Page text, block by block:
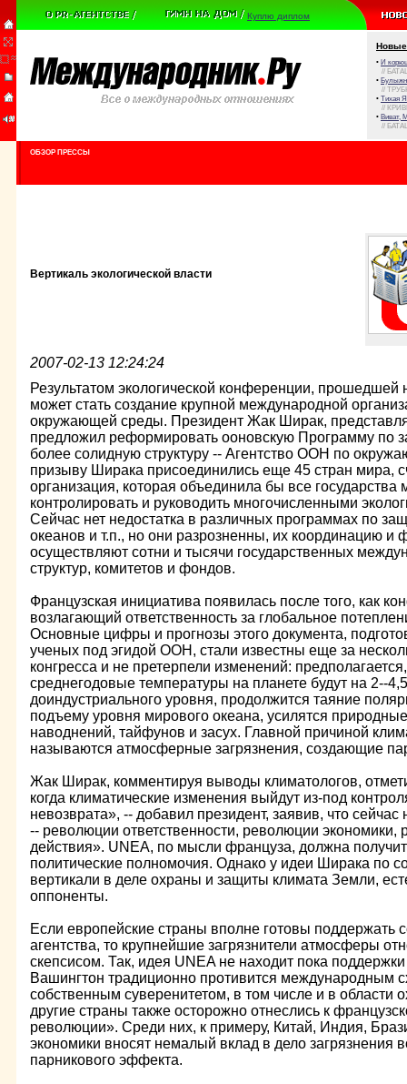
Куплю диплом
Новые
• И
//
•
//
• Тихая
//
• Виват,
//
ОБЗОР ПРЕССЫ
Вертикаль экологической власти
2007-02-13 12:24:24
Результатом экологической конференции,
может стать создание крупной международной
окружающей среды. Президент Жак Ширак,
предложил реформировать ооновскую Программу по
более солидную структуру -- Агентство ООН по
призыву Ширака присоединились еще 45 стран мира,
организация, которая объединила бы все государства
контролировать и руководить многочисленными
Сейчас нет недостатка в различных программах по
океанов и т.п., но они разрозненны, их координацию и
осуществляют сотни и тысячи государственных
структур, комитетов и фондов.
Французская инициатива появилась после того, как
возлагающий ответственность за глобальное
Основные цифры и прогнозы этого документа,
ученых под эгидой ООН, стали известны еще за
конгресса и не претерпели изменений:
среднегодовые температуры на планете будут на 2--
доиндустриального уровня, продолжится таяние
подъему уровня мирового океана, усилятся
наводнений, тайфунов и засух. Главной причиной
называются атмосферные загрязнения, создающие
Жак Ширак, комментируя выводы климатологов,
когда климатические изменения выйдут из-под
невозврата», -- добавил президент, заявив, что
-- революции ответственности, революции экономики,
действия». UNEA, по мысли француза, должна
политические полномочия. Однако у идеи Ширака по
вертикали в деле охраны и защиты климата Земли,
оппоненты.
Если европейские страны вполне готовы поддержать
агентства, то крупнейшие загрязнители атмосферы
скепсисом. Так, идея UNEA не находит пока
Вашингтон традиционно противится международным
собственным суверенитетом, в том числе и в
другие страны также осторожно отнеслись к
революции». Среди них, к примеру, Китай, Индия,
экономики вносят немалый вклад в дело загрязнения
парникового эффекта.